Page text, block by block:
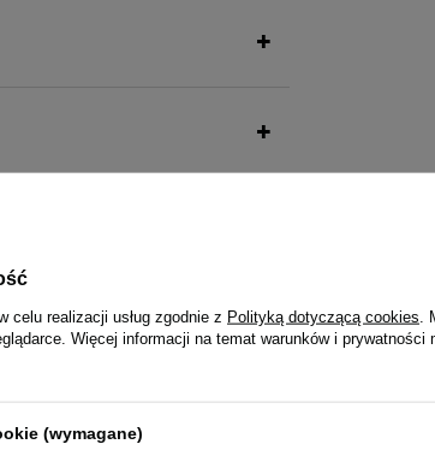
ucieszy
kota Rafi Cat Adult z kaczką
celu realizacji usług zgodnie z Polityką dotyczącą cookies
Więcej informacji na temat warunków i
(wymagane)